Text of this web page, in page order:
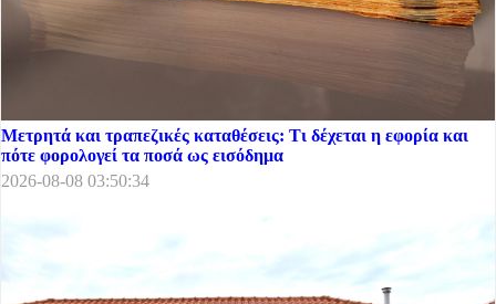
Μετρητά και τραπεζικές καταθέσεις: Τι δέχεται η εφορία και
πότε φορολογεί τα ποσά ως εισόδημα
2026-08-08 03:50:34